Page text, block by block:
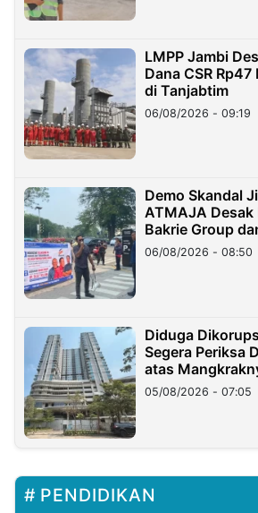
LMPP Jambi
Dana CSR
di Tanjabtim
06/08/2026 - 09:19
Demo Skandal
ATMAJA Desak
Bakrie Group
06/08/2026 - 08:50
Diduga
Segera Periksa
atas
05/08/2026 - 07:05
PENDIDIKAN